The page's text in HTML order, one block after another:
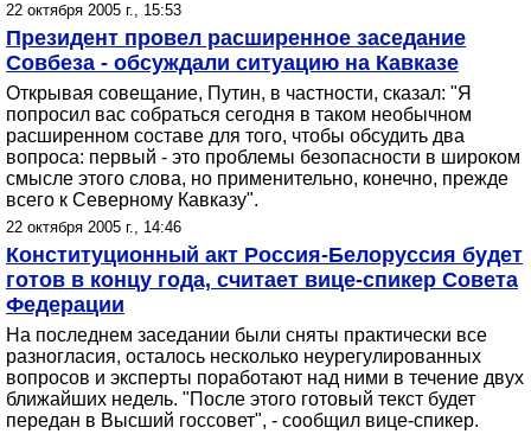
22 октября 2005 г., 15:53
Президент провел расширенное заседание
Совбеза - обсуждали ситуацию на Кавказе
Открывая совещание, Путин, в частности, сказал: "Я
попросил вас собраться сегодня в таком необычном
расширенном составе для того, чтобы обсудить два
вопроса: первый - это проблемы безопасности в широком
смысле этого слова, но применительно, конечно, прежде
всего к Северному Кавказу".
22 октября 2005 г., 14:46
Конституционный акт Россия-Белоруссия будет
готов в концу года, считает вице-спикер Совета
Федерации
На последнем заседании были сняты практически все
разногласия, осталось несколько неурегулированных
вопросов и эксперты поработают над ними в течение двух
ближайших недель. "После этого готовый текст будет
передан в Высший госсовет", - сообщил вице-спикер.